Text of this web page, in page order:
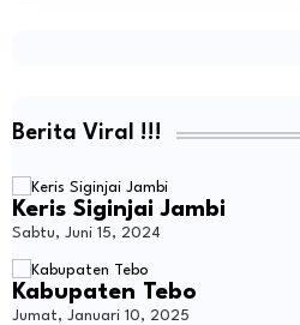
Berita Viral !!!
Keris Siginjai Jambi
Sabtu, Juni 15, 2024
Kabupaten Tebo
Jumat, Januari 10, 2025